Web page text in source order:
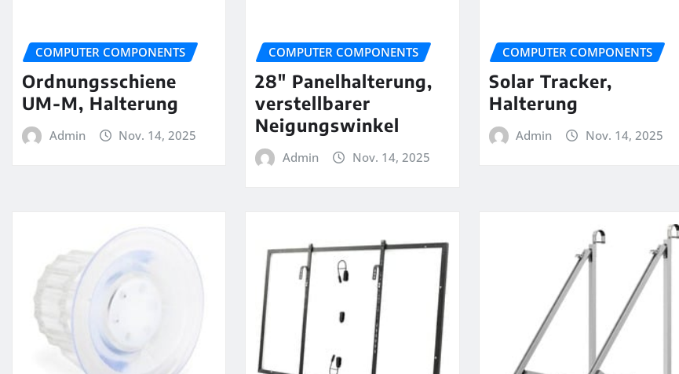
COMPUTER COMPONENTS
Ordnungsschiene
UM-M, Halterung
Admin Nov. 14, 2025
COMPUTER COMPONENTS
28″ Panelhalterung,
verstellbarer
Neigungswinkel
Admin Nov. 14, 2025
COMPUTER COMPONENTS
Solar Tracker,
Halterung
Admin Nov. 14, 2025